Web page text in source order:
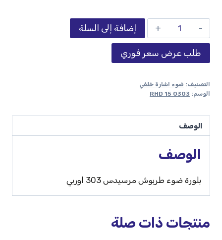
إضافة إلى السلة
طلب عرض سعر فوري
التصنيف: ضوء اشارة خلفي
الوسم: 0303 15 RHD
الوصف
الوصف
بلورة ضوء طربوش مرسيدس 303 اوربي
منتجات ذات صلة